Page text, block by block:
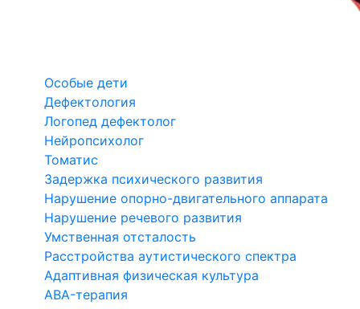
Особые дети
Дефектология
Логопед дефектолог
Нейропсихолог
Томатис
Задержка психического развития
Нарушение опорно-двигательного аппарата
Нарушение речевого развития
Умственная отсталость
Расстройства аутистического спектра
Адаптивная физическая культура
ABA-терапия